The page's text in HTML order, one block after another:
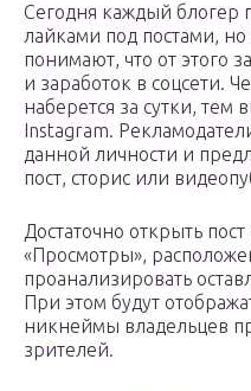
Сегодня каждый блогер
лайками под постами,
понимают, что от этого
и заработок в соцсети.
наберется за сутки,
Instagram.
данной личности и
пост, сторис или
Достаточно открыть
«Просмотры»,
проанализировать
При этом будут
никнеймы владельцев
зрителей.